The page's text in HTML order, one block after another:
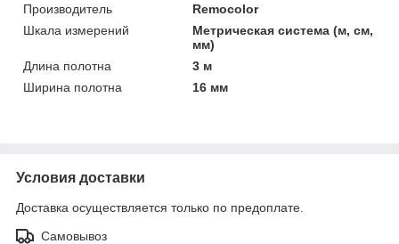
Производитель
Remocolor
Шкала измерений
Метрическая система (м, см,
мм)
Длина полотна
3 м
Ширина полотна
16 мм
Условия доставки
Доставка осуществляется только по предоплате.
Самовывоз